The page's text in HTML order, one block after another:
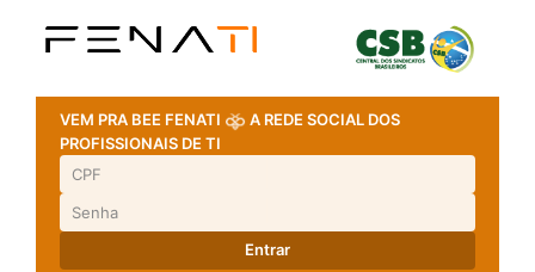
VEM PRA BEE FENATI
A REDE SOCIAL DOS
PROFISSIONAIS DE TI
Entrar